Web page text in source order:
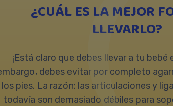
¿CUÁL ES LA MEJOR
LLEVARLO?
¡Está claro que debes llevar a tu bebé
debes evitar por completo
los pies. La razón: las articulaciones y
todavía son demasiado débiles para